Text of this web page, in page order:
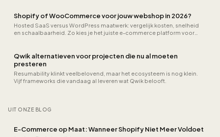
Shopify of WooCommerce voor jouw webshop in 2026?
Hosted SaaS versus WordPress maatwerk: vergelijk kosten, snelheid
en schaalbaarheid. Zo kies je het juiste e-commerce platform voor
Qwik alternatieven voor projecten die nu al moeten
presteren
Resumability klinkt veelbelovend, maar het ecosysteem is nog klein.
Vijf frameworks die vandaag al leveren wat Qwik belooft.
UIT ONZE BLOG
E-Commerce op Maat: Wanneer Shopify Niet Meer Voldoet